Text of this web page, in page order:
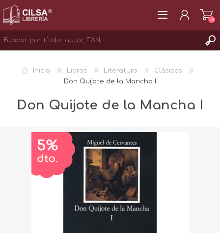
INICIAR SESIÓN
(0)
Inicio Libros Literatura
Clásicos
Don Quijote de la Mancha I
Don Quijote de la Mancha I